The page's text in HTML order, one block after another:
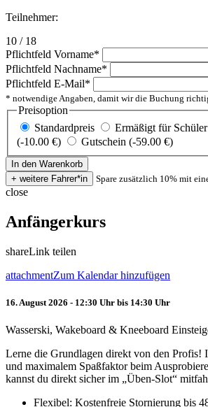
Teilnehmer:
10 / 18
Pflichtfeld Vorname*
Pflichtfeld Nachname*
Pflichtfeld E-Mail*
* notwendige Angaben, damit wir die Buchung
Preisoption
Standardpreis
Ermäßigt für
(-10.00 €)
Gutschein (-59.00 €)
Spare zusätzlich 10% mit
close
Anfängerkurs
shareLink teilen
attachmentZum Kalendar hinzufügen
16. August 2026 - 12:30 Uhr bis 14:30 Uhr
Wasserski, Wakeboard & Kneeboard
Lerne die Grundlagen direkt von den Profis!
und maximalem Spaßfaktor beim
kannst du direkt sicher im „Üben-Slot“
Flexibel: Kostenfreie Stornierung bis